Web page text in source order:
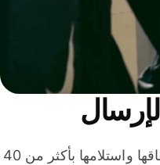
وفّر المال عند إرسال الأموال وإنفاقها واستلامها بأكثر من 40